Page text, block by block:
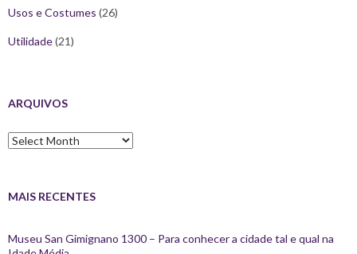
Usos e Costumes (26)
Utilidade(21)
ARQUIVOS
Arquivos
MAIS RECENTES
Museu San Gimignano 1300 – Para conhecer a cidade tal e qual na